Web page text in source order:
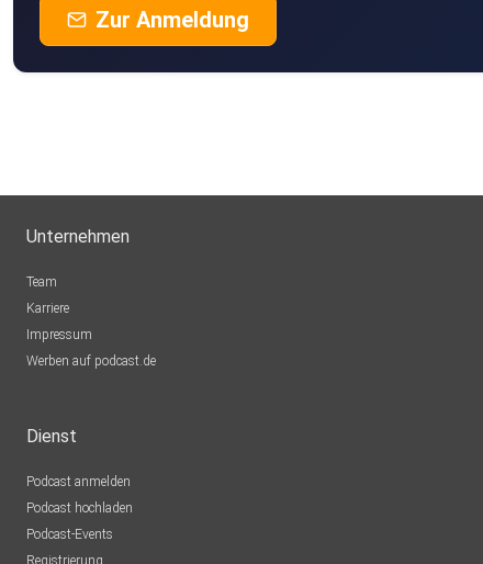
Zur Anmeldung
Unternehmen
Team
Karriere
Impressum
Werben auf podcast.de
Dienst
Podcast anmelden
Podcast hochladen
Podcast-Events
Registrierung